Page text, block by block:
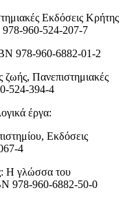
Εκδόσεις Κρήτης
960-524-207-7
978-960-6882-01-2
ζωής, Πανεπιστημιακές
524-394-4
έργα:
Εκδόσεις
4
Η γλώσσα του
978-960-6882-50-0